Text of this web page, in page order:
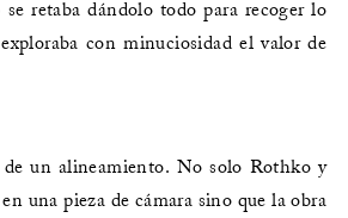
retaba dándolo todo para recoger lo
con minuciosidad el valor de
un alineamiento. No solo Rothko y
una pieza de cámara sino que la obra